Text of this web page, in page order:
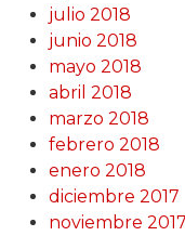
julio 2018
junio 2018
mayo 2018
abril 2018
marzo 2018
febrero 2018
enero 2018
diciembre 2017
noviembre 2017